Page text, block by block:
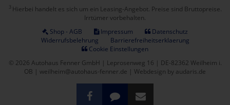
3 Hierbei handelt es sich um ein Leasing-Angebot. Preise sind Bruttopreise.
Irrtümer vorbehalten.
Shop - AGB
Impressum
Datenschutz
Widerrufsbelehrung
Barrierefreiheitserklaerung
Cookie Einstellungen
© 2026 Autohaus Fenner GmbH | Leprosenweg 16 | DE-82362 Weilheim i.
OB | weilheim@autohaus-fenner.de | Webdesign by audaris.de